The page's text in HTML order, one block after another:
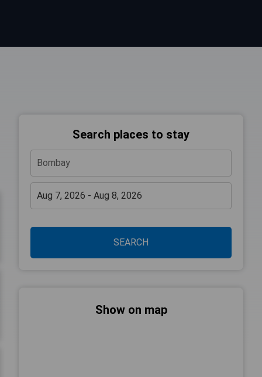
Search places to stay
SEARCH
Show on map